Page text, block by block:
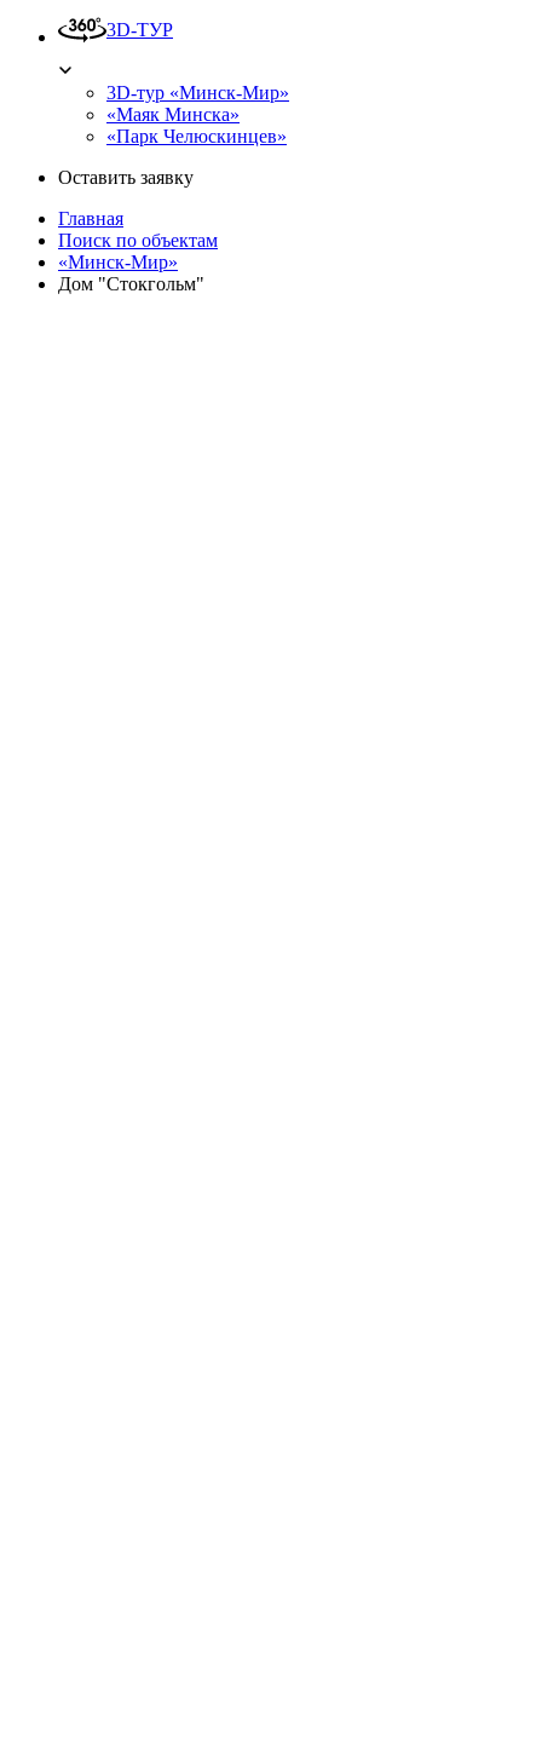
3D-ТУР
3D-тур «Минск-Мир»
«Маяк Минска»
«Парк Челюскинцев»
Оставить заявку
Главная
Поиск по объектам
«Минск-Мир»
Дом "Стокгольм"